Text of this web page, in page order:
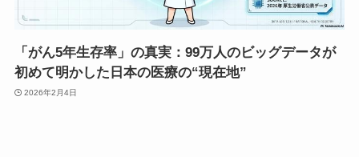
「がん5年生存率」の真実：99万人のビッグデータが
初めて明かした日本の医療の“現在地”
2026年2月4日